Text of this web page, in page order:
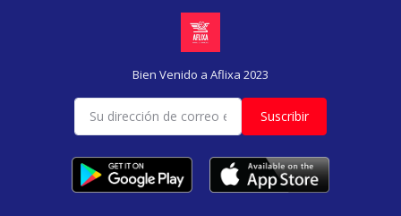
Bien Venido a Aflixa 2023
Suscribir